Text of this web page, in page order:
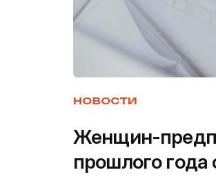
НОВОСТИ
Женщин-
прошлого года